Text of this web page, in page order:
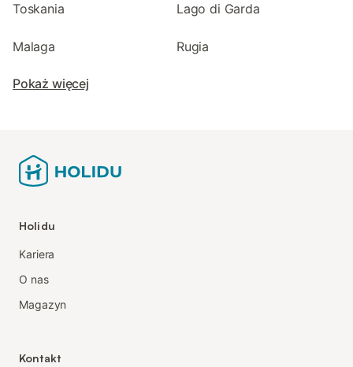
Toskania Lago di Garda
Malaga Rugia
Pokaż więcej
Holidu
Kariera
O nas
Magazyn
Kontakt